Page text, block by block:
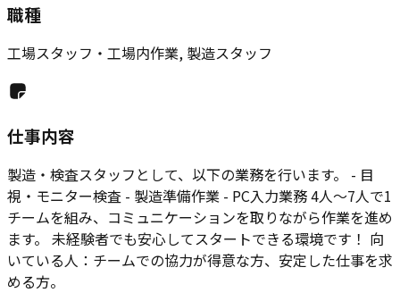
職種
工場スタッフ・工場内作業, 製造スタッフ
仕事内容
製造・検査スタッフとして、以下の業務を行います。 - 目
視・モニター検査 - 製造準備作業 - PC入力業務 4人～7人で1
チームを組み、コミュニケーションを取りながら作業を進め
ます。 未経験者でも安心してスタートできる環境です！ 向
いている人：チームでの協力が得意な方、安定した仕事を求
める方。